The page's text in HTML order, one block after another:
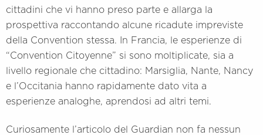
cittadini che vi hanno preso parte e allarga la
prospettiva raccontando alcune ricadute impreviste
della Convention stessa. In Francia, le esperienze di
“Convention Citoyenne” si sono moltiplicate, sia a
livello regionale che cittadino: Marsiglia, Nante, Nancy
e l’Occitania hanno rapidamente dato vita a
esperienze analoghe, aprendosi ad altri temi.
Curiosamente l’articolo del Guardian non fa nessun